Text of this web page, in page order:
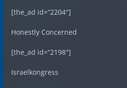
[the_ad id=“2204″]
Honestly Concerned
[the_ad id=“2198″]
Israelkongress